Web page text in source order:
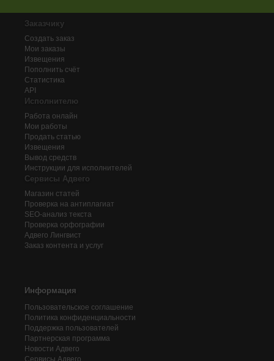
Заказчику
Создать заказ
Мои заказы
Извещения
Пополнить счёт
Статистика
API
Исполнителю
Работа онлайн
Мои работы
Продать статью
Извещения
Вывод средств
Инструкции для исполнителей
Сервисы Адвего
Магазин статей
Проверка на антиплагиат
SEO-анализ текста
Проверка орфографии
Адвего Лингвист
Заказ контента и услуг
Информация
Пользовательское соглашение
Политика конфиденциальности
Поддержка пользователей
Партнерская программа
Новости Адвего
Сервисы Адвего